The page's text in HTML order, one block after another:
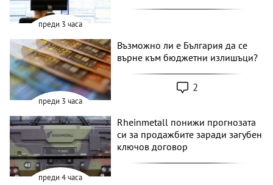
преди 3 часа
преди 3 часа
Възможно ли е България да се
върне към бюджетни излишъци?
2
преди 4 часа
Rheinmetall понижи прогнозата
си за продажбите заради загубен
ключов договор